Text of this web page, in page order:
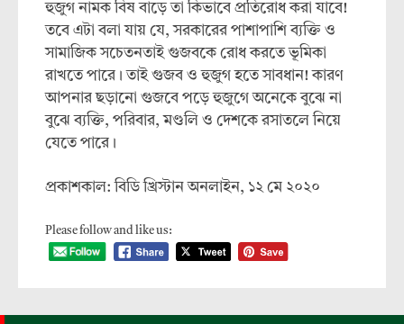
হুজুগ নামক বিষ বাড়ে তা কিভাবে প্রতিরোধ করা যাবে!
তবে এটা বলা যায় যে, সরকারের পাশাপাশি ব্যক্তি ও
সামাজিক সচেতনতাই গুজবকে রোধ করতে ভূমিকা
রাখতে পারে। তাই গুজব ও হুজুগ হতে সাবধান! কারণ
আপনার ছড়ানো গুজবে পড়ে হুজুগে অনেকে বুঝে না
বুঝে ব্যক্তি, পরিবার, মণ্ডলি ও দেশকে রসাতলে নিয়ে
যেতে পারে।
প্রকাশকাল: বিডি খ্রিস্টান অনলাইন, ১২ মে ২০২০
Please follow and like us: